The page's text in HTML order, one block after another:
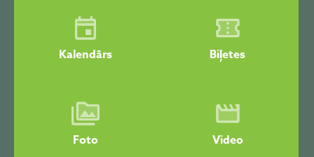
Kalendārs Biļetes
Foto Video